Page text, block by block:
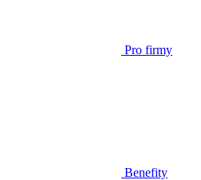
Pro firmy
Benefity